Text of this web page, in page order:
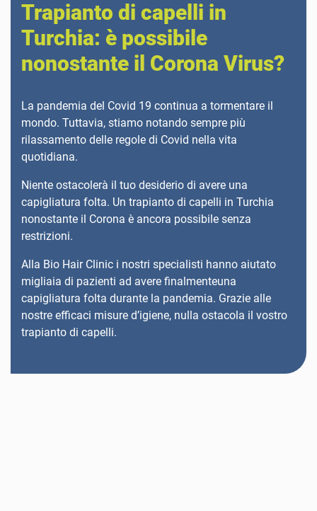
Trapianto di capelli in
Turchia: è possibile
nonostante il Corona Virus?
La pandemia del Covid 19 continua a tormentare il
mondo. Tuttavia, stiamo notando sempre più
rilassamento delle regole di Covid nella vita
quotidiana.
Niente ostacolerà il tuo desiderio di avere una
capigliatura folta. Un trapianto di capelli in Turchia
nonostante il Corona è ancora possibile senza
restrizioni.
Alla Bio Hair Clinic i nostri specialisti hanno aiutato
migliaia di pazienti ad avere finalmenteuna
capigliatura folta durante la pandemia. Grazie alle
nostre efficaci misure d’igiene, nulla ostacola il vostro
trapianto di capelli.